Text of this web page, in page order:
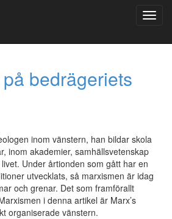
bedrägeriets
inom vänstern, han bildar skola
inom akademier, samhällsvetenskap
Under årtionden som gått har en
utvecklats, så marxismen är idag
och grenar. Det som framförallt
i denna artikel är Marx’s
organiserade vänstern.